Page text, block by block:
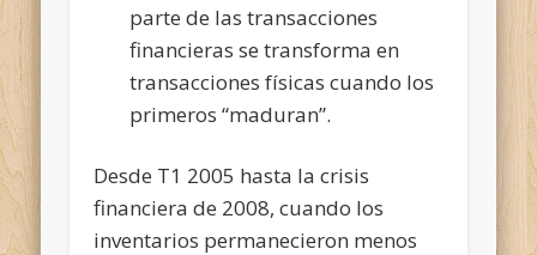
parte de las transacciones
financieras se transforma en
transacciones físicas cuando los
primeros “maduran”.
Desde T1 2005 hasta la crisis
financiera de 2008, cuando los
inventarios permanecieron menos